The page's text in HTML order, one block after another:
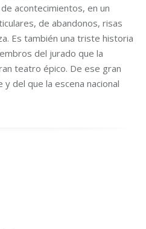
acontecimientos, en un
de abandonos, risas
Es también una triste historia
del jurado que la
teatro épico. De ese gran
del que la escena nacional